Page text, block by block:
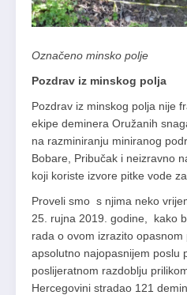
Označeno minsko polje
Pozdrav iz minskog polja
Pozdrav iz minskog polja nije
ekipe deminera Oružanih
na razminiranju miniranog
Bobare, Pribučak i neizravno
koji koriste izvore pitke vode
Proveli smo s njima neko
25. rujna 2019. godine, kako
rada o ovom izrazito
apsolutno najopasnijem poslu
poslijeratnom razdoblju
Hercegovini stradao 121